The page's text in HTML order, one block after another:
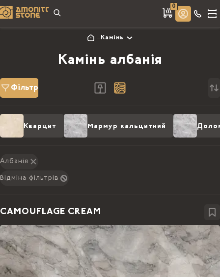
0
Камінь
Камінь албанія
Фільтр
Кварцит Мармур кальцитний
Албанія
Відміна фільтрів
CAMOUFLAGE CREAM